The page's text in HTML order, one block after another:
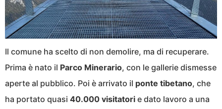
Il comune ha scelto di non demolire, ma di recuperare.
Prima è nato il Parco Minerario, con le gallerie dismesse
aperte al pubblico. Poi è arrivato il ponte tibetano, che
ha portato quasi 40.000 visitatori e dato lavoro a una